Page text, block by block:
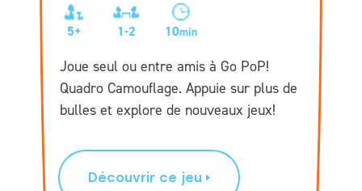
5+ 1-2 10min
Joue seul ou entre amis à Go PoP!
Quadro Camouflage. Appuie sur plus de
bulles et explore de nouveaux jeux!
Découvrir ce jeu